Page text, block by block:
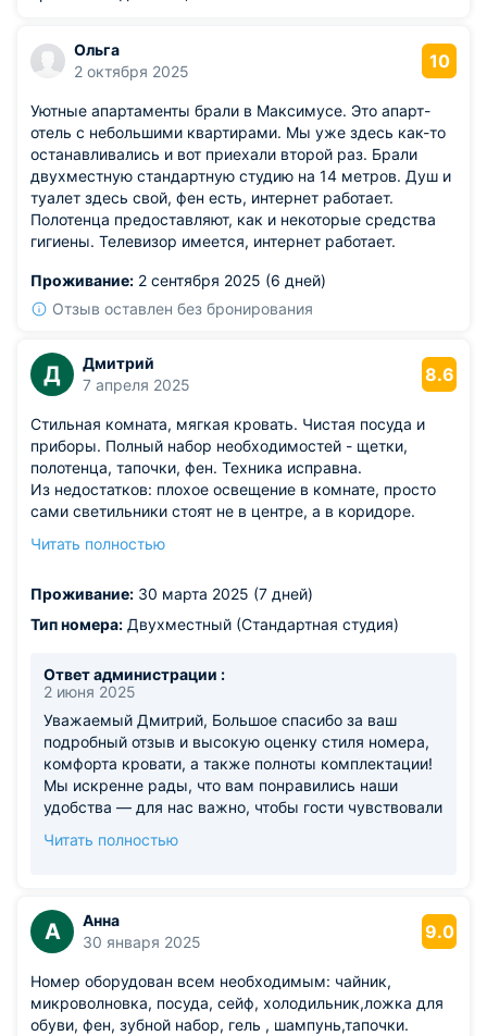
Ольга
2 октября 2025
10
Уютные апартаменты брали в Максимусе. Это апарт-
отель с небольшими квартирами. Мы уже здесь как-то
останавливались и вот приехали второй раз. Брали
двухместную стандартную студию на 14 метров. Душ и
туалет здесь свой, фен есть, интернет работает.
Полотенца предоставляют, как и некоторые средства
гигиены. Телевизор имеется, интернет работает.
Проживание: 2 сентября 2025 (6 дней)
Отзыв оставлен без бронирования
Д
Дмитрий
7 апреля 2025
8.6
Стильная комната, мягкая кровать. Чистая посуда и
приборы. Полный набор необходимостей - щетки,
полотенца, тапочки, фен. Техника исправна.
Из недостатков: плохое освещение в комнате, просто
сами светильники стоят не в центре, а в коридоре.
хотя всё остальное имеется. Выключатель в туалете
врубается в туалете через раз
Читать полностью
Проживание: 30 марта 2025 (7 дней)
Тип номера: Двухместный (Стандартная студия)
Ответ администрации :
2 июня 2025
Уважаемый Дмитрий, Большое спасибо за ваш
подробный отзыв и высокую оценку стиля номера,
комфорта кровати, а также полноты комплектации!
Мы искренне рады, что вам понравились наши
удобства — для нас важно, чтобы гости чувствовали
доставленных неудобствах: Освещение в номере
приглушенным светом и акцентными
светильниками. Мы понимаем, что такой дизайн
может быть непривычным, и поэтому дополнили
каждый номер переносными лампами.
Выключатель: Уже передали информацию
технической службе — проблема будет устранена в
Читать полностью
А
Анна
30 января 2025
9.0
Номер оборудован всем необходимым: чайник,
микроволновка, посуда, сейф, холодильник,ложка для
обуви, фен, зубной набор, гель , шампунь,тапочки.